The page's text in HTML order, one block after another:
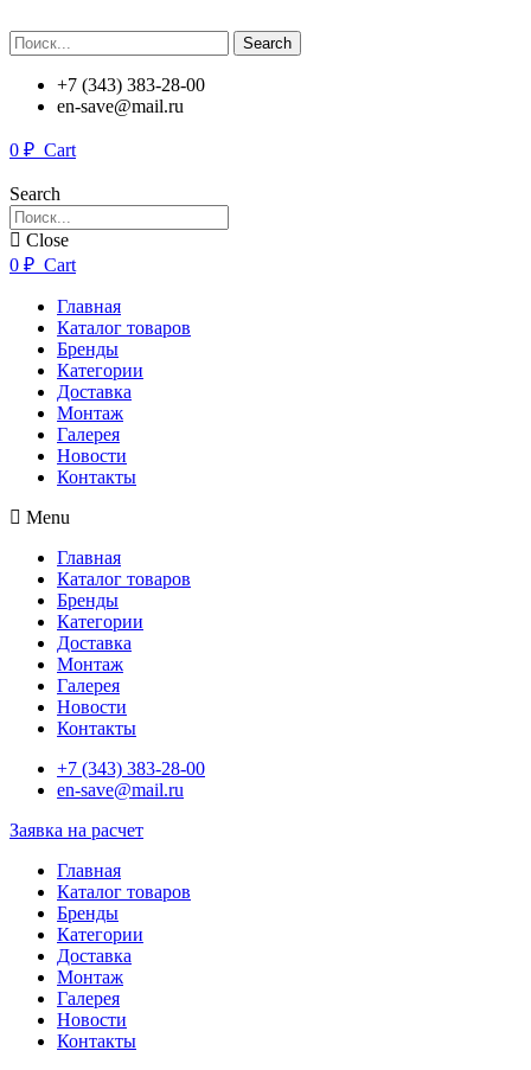
Search
+7 (343) 383-28-00
en-save@mail.ru
0 ₽ Cart
Search
Close
0 ₽ Cart
Главная
Каталог товаров
Бренды
Категории
Доставка
Монтаж
Галерея
Новости
Контакты
Menu
Главная
Каталог товаров
Бренды
Категории
Доставка
Монтаж
Галерея
Новости
Контакты
+7 (343) 383-28-00
en-save@mail.ru
Заявка на расчет
Главная
Каталог товаров
Бренды
Категории
Доставка
Монтаж
Галерея
Новости
Контакты